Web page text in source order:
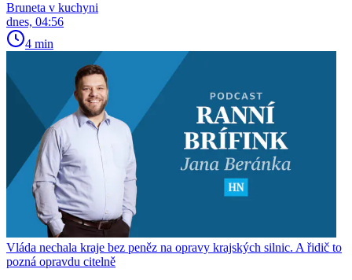
Bruneta v kuchyni
dnes, 04:56
4 min
Vláda nechala kraje bez peněz na opravy krajských silnic. A řidič to
pozná opravdu citelně